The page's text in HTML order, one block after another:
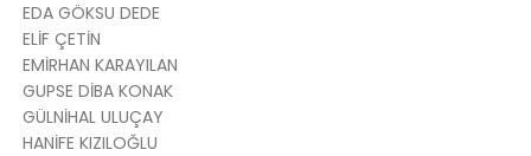
EDA GÖKSU DEDE
ELİF ÇETİN
EMİRHAN KARAYILAN
GUPSE DİBA KONAK
GÜLNİHAL ULUÇAY
HANİFE KIZILOĞLU